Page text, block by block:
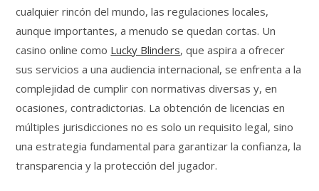
cualquier rincón del mundo, las regulaciones locales,
aunque importantes, a menudo se quedan cortas. Un
casino online como Lucky Blinders, que aspira a ofrecer
sus servicios a una audiencia internacional, se enfrenta a la
complejidad de cumplir con normativas diversas y, en
ocasiones, contradictorias. La obtención de licencias en
múltiples jurisdicciones no es solo un requisito legal, sino
una estrategia fundamental para garantizar la confianza, la
transparencia y la protección del jugador.